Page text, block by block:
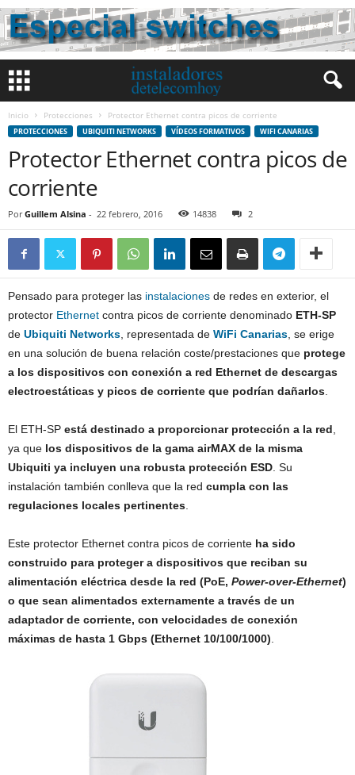
Inicio Protecciones Protector Ethernet contra picos de corriente
PROTECCIONES UBIQUITI NETWORKS VÍDEOS FORMATIVOS WIFI CANARIAS
Protector Ethernet contra picos de
corriente
Por Guillem Alsina - 22 febrero, 2016 14838 2
Pensado para proteger las instalaciones de redes en exterior, el
protector Ethernet contra picos de corriente denominado ETH-SP
de Ubiquiti Networks , representada de WiFi Canarias , se erige
en una solución de buena relación coste/prestaciones que protege
a los dispositivos con conexión a red Ethernet de descargas
electroestáticas y picos de corriente que podrían dañarlos
El ETH-SP está destinado a proporcionar protección a la red
ya que los dispositivos de la gama airMAX de la misma
Ubiquiti ya incluyen una robusta protección ESD . Su
instalación también conlleva que la red cumpla con las
regulaciones locales pertinentes
Este protector Ethernet contra picos de corriente ha sido
construido para proteger a dispositivos que reciban su
alimentación eléctrica desde la red (PoE, Power-over-Ethernet)
o que sean alimentados externamente a través de un
adaptador de corriente, con velocidades de conexión
máximas de hasta 1 Gbps (Ethernet 10/100/1000)